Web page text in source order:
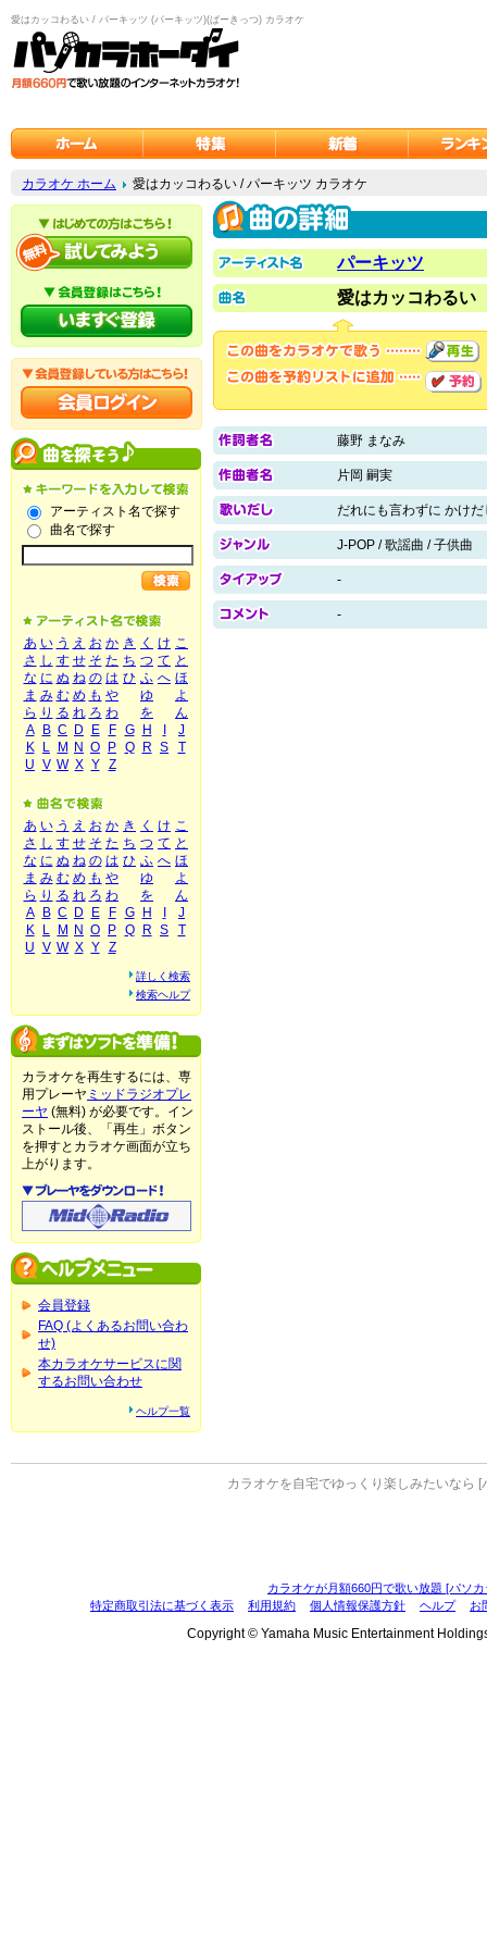
愛はカッコわるい / パーキッツ (パーキッツ)(ぱーきっつ) カラオケ
カラオケ ホーム 愛はカッコわるい / パーキッツ カラオケ
アーティスト名で探す
曲名で探す
あ い う え お か き く け こ
さ し す せ そ た ち つ て と
な に ぬ ね の は ひ ふ へ ほ
ま み む め も や ゆ
よ
ら り る れ ろ わ を
ん
A
B C D E F G H
J
K
L M N O P Q R S
T
U V W X Y Z
あ い う え お か き く け こ
さ し す せ そ た ち つ て と
な に ぬ ね の は ひ ふ へ ほ
ま み む め も や ゆ
よ
ら り る れ ろ わ を
ん
A
B C D E F G H
J
K
L M N O P Q R S
T
U V W X Y Z
詳しく検索
検索ヘルプ
カラオケを再生するには、専
用プレーヤ ミッドラジオプレ
ーヤ (無料) が必要です。イン
ストール後、「再生」ボタン
を押すとカラオケ画面が立ち
上がります。
会員登録
FAQ (よくあるお問い合わ
せ)
本カラオケサービスに関
するお問い合わせ
ヘルプ一覧
パーキッツ
愛はカッコわるい
藤野 まなみ
片岡 嗣実
だれにも言わずに かけだ
J-POP / 歌謡曲 / 子供曲
-
-
カラオケを自宅でゆっくり楽しみたいなら [
カラオケが月額660円で歌い放題 [パソ
特定商取引法に基づく表示
利用規約 個人情報保護方針 ヘルプ お
Copyright © Yamaha Music Entertainment